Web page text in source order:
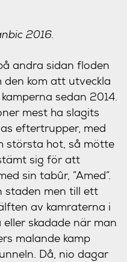
2016.
andra sidan floden
den kom att utveckla
sedan 2014.
mest ha slagits
eftertrupper, med
största hot, så mötte
sig för att
sin tabûr, ”Amed”.
staden men till ett
av kamraterna i
eller skadade när man
malande kamp
Då, nio dagar